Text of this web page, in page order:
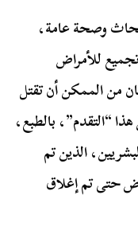
وصحة عامة،
خط تجميع للأمراض
من الممكن أن تقتل
“التقدم”، بالطبع،
الذين تم
حتى تم إغلاق